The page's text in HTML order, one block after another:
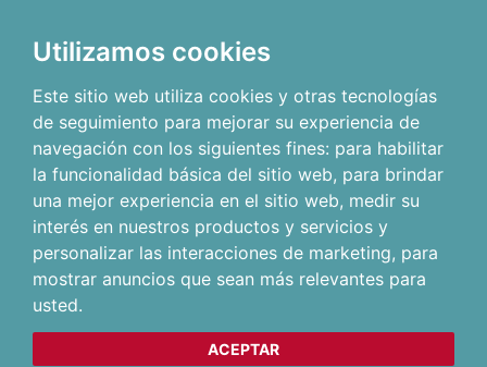
Utilizamos cookies
Este sitio web utiliza cookies y otras tecnologías
de seguimiento para mejorar su experiencia de
navegación con los siguientes fines: para habilitar
la funcionalidad básica del sitio web, para brindar
una mejor experiencia en el sitio web, medir su
interés en nuestros productos y servicios y
personalizar las interacciones de marketing, para
mostrar anuncios que sean más relevantes para
usted.
ACEPTAR